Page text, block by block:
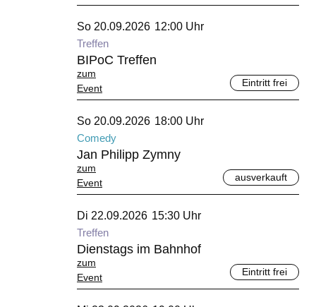
September 2026
So 20.09.2026 12:00 Uhr
Treffen
Eintritt frei
BIPoC Treffen
zum
Event
September 2026
So 20.09.2026 18:00 Uhr
Comedy
ausverkauft
Jan Philipp Zymny
zum
Event
September 2026
Di 22.09.2026 15:30 Uhr
Treffen
Eintritt frei
Dienstags im Bahnhof
zum
Event
September 2026